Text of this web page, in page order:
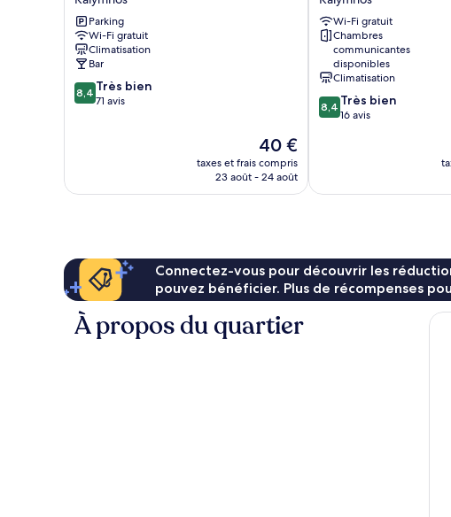
Kalymnos
Parking
Wi-Fi gratuit
Climatisation
Bar
8.4
sur
8,4 Très bien
71 avis
Le
nouveau
prix
40 €
taxes et frais compris
23 août - 24 août
Kalymnos
Wi-Fi gratuit
Chambres
communicantes
disponibles
Climatisation
8.4
sur
8,4 Très bien
16 avis
Connectez-vous pour découvrir les
pouvez bénéficier. Plus de récompenses
À propos du quartier